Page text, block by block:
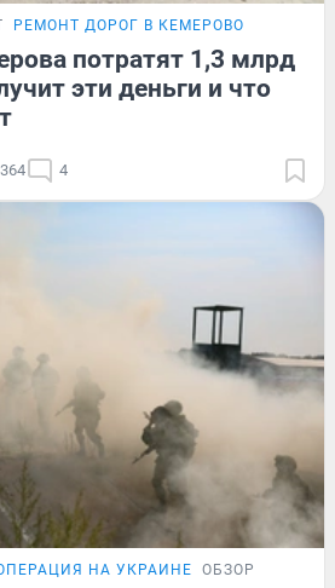
РЕМОНТ ДОРОГ В КЕМЕРОВО
потратят 1,3 млрд
эти деньги и что
4
НА УКРАИНЕ ОБЗОР